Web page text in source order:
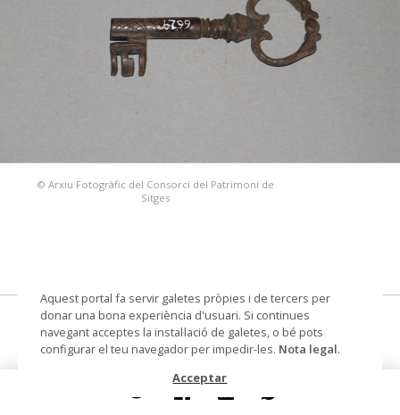
© Arxiu Fotogràfic del Consorci del Patrimoni de
Sitges
clau de pany
Datació Segle XVII
Aquest portal fa servir galetes pròpies i de tercers per
donar una bona experiència d'usuari. Si continues
navegant acceptes la instal·lació de galetes, o bé pots
configurar el teu navegador per impedir-les. Nota legal.
Acceptar